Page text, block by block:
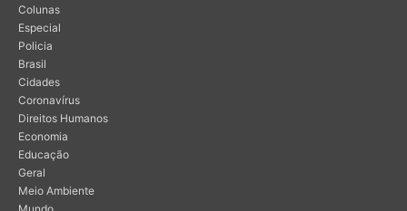
Colunas
Especial
Policia
Brasil
Cidades
Coronavírus
Direitos Humanos
Economia
Educação
Geral
Meio Ambiente